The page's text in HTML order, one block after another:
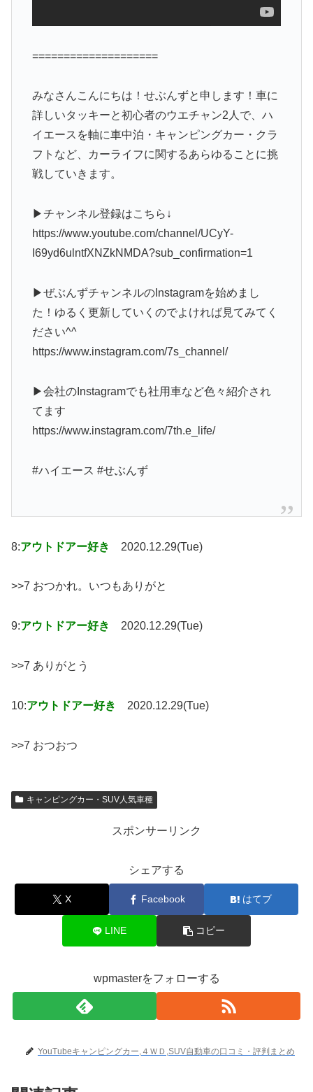
====================
みなさんこんにちは！せぶんずと申します！車に
詳しいタッキーと初心者のウエチャン2人で、ハ
イエースを軸に車中泊・キャンピングカー・クラ
フトなど、カーライフに関するあらゆることに挑
戦していきます。
▶︎チャンネル登録はこちら↓
https://www.youtube.com/channel/UCyY-
I69yd6ulntfXNZkNMDA?sub_confirmation=1
▶︎ぜぶんずチャンネルのInstagramを始めまし
た！ゆるく更新していくのでよければ見てみてく
ださい^^
https://www.instagram.com/7s_channel/
▶︎会社のInstagramでも社用車など色々紹介され
てます
https://www.instagram.com/7th.e_life/
#ハイエース #せぶんず
8:アウトドアー好き 2020.12.29(Tue)
>>7 おつかれ。いつもありがと
9:アウトドアー好き 2020.12.29(Tue)
>>7 ありがとう
10:アウトドアー好き 2020.12.29(Tue)
>>7 おつおつ
キャンピングカー・SUV人気車種
スポンサーリンク
シェアする
X Facebook はてブ
LINE コピー
wpmasterをフォローする
YouTubeキャンピングカー,４ＷＤ,SUV自動車の口コミ・評判まとめ